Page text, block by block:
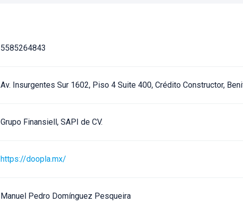
5585264843
Av. Insurgentes Sur 1602, Piso 4 Suite 400, Crédito Constructor,
Grupo Finansiell, SAPI de CV.
https://doopla.mx/
Manuel Pedro Domínguez Pesqueira